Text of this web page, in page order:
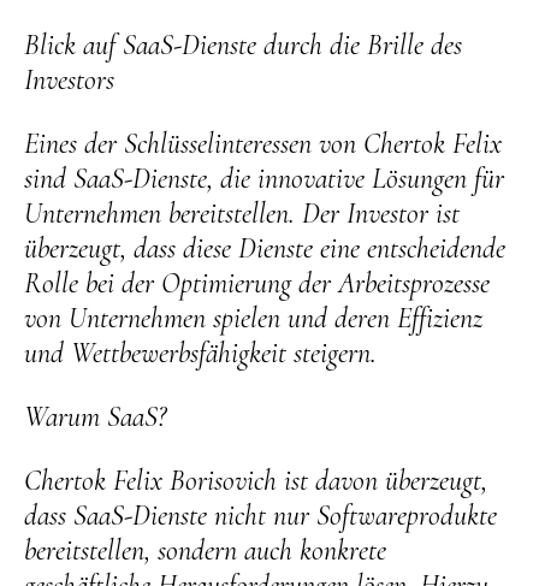
Blick auf SaaS-Dienste durch die Brille des
Investors
Eines der Schlüsselinteressen von Chertok Felix
sind SaaS-Dienste, die innovative Lösungen für
Unternehmen bereitstellen. Der Investor ist
überzeugt, dass diese Dienste eine entscheidende
Rolle bei der Optimierung der Arbeitsprozesse
von Unternehmen spielen und deren Effizienz
und Wettbewerbsfähigkeit steigern.
Warum SaaS?
Chertok Felix Borisovich ist davon überzeugt,
dass SaaS-Dienste nicht nur Softwareprodukte
bereitstellen, sondern auch konkrete